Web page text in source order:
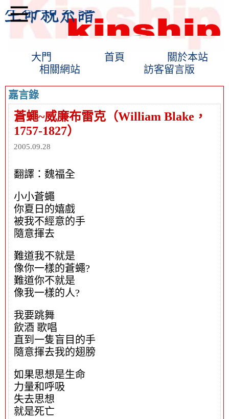
大門 首頁
關於本站
相關網站
訪客留言版
嘉言錄
蒼蠅~威廉布雷克（William Blake，
1757-1827）
2005.09.28
翻譯：魏福全
小小蒼蠅
你夏日的嬉戲
被我不經意的手
隨意揮去
難道我不就是
像你一樣的蒼蠅?
難道你不就是
像我一樣的人?
我要跳舞
飲酒 歌唱
直到一隻盲目的手
隨意揮去我的翅膀
如果思想是生命
力量和呼吸
失去思想
就是死亡